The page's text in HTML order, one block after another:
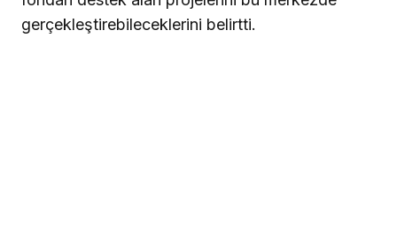
gerçekleştirebileceklerini belirtti.